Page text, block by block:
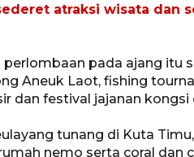
atraksi wisata dan
perlombaan pada ajang itu
Aneuk Laot, fishing
dan festival jajanan kongsi
tunang di Kuta
nemo serta coral dan